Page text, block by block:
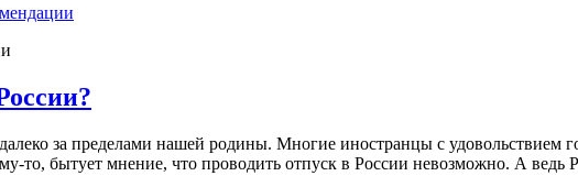
за пределами нашей родины. Многие иностранцы с
то, бытует мнение, что проводить отпуск в России невозможно. А ведь